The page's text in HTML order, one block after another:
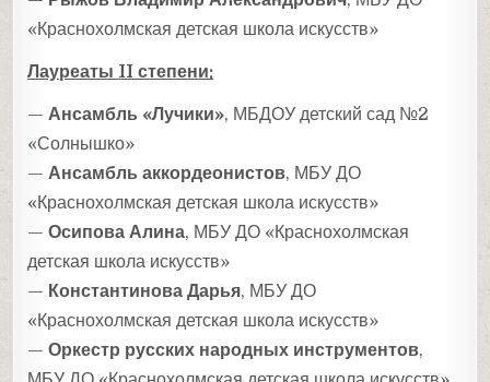
«Краснохолмская детская школа искусств»
Лауреаты II степени:
— Ансамбль «Лучики», МБДОУ детский сад №2
«Солнышко»
— Ансамбль аккордеонистов, МБУ ДО
«Краснохолмская детская школа искусств»
—Осипова Алина, МБУ ДО «Краснохолмская
детская школа искусств»
— Константинова Дарья, МБУ ДО
«Краснохолмская детская школа искусств»
—Оркестр русских народных инструментов,